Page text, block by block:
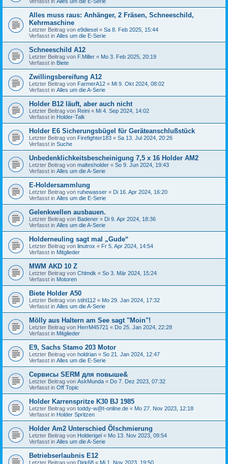
Alles muss raus: Anhänger, 2 Fräsen, Schneeschild,
Kehrmaschine
Letzter Beitrag von e9diesel « Sa 8. Feb 2025, 15:44
Verfasst in Alles um die E-Serie
Schneeschild A12
Letzter Beitrag von F.Miller « Mo 3. Feb 2025, 20:19
Verfasst in Biete
Zwillingsbereifung A12
Letzter Beitrag von FarmerA12 « Mi 9. Okt 2024, 08:02
Verfasst in Alles um die A-Serie
Holder B12 läuft, aber auch nicht
Letzter Beitrag von Reini « Mi 4. Sep 2024, 14:02
Verfasst in Holder-Talk
Holder E6 Sicherungsbügel für Geräteanschlußstück
Letzter Beitrag von Firefighter183 « Sa 13. Jul 2024, 20:26
Verfasst in Suche
Unbedenklichkeitsbescheinigung 7,5 x 16 Holder AM2
Letzter Beitrag von maltesholder « So 9. Jun 2024, 19:43
Verfasst in Alles um die A-Serie
E-Holdersammlung
Letzter Beitrag von ruhewasser « Di 16. Apr 2024, 16:20
Verfasst in Alles um die E-Serie
Gelenkwellen ausbauen.
Letzter Beitrag von Badener « Di 9. Apr 2024, 18:36
Verfasst in Alles um die A-Serie
Holderneuling sagt mal „Gude“
Letzter Beitrag von linutrox « Fr 5. Apr 2024, 14:54
Verfasst in Mitglieder
MWM AKD 10 Z
Letzter Beitrag von Chlmdk « So 3. Mär 2024, 15:24
Verfasst in Motoren
Biete Holder A50
Letzter Beitrag von stihl112 « Mo 29. Jan 2024, 17:32
Verfasst in Alles um die A-Serie
Mölly aus Haltern am See sagt "Moin"!
Letzter Beitrag von HerrM45721 « Do 25. Jan 2024, 22:28
Verfasst in Mitglieder
E9, Sachs Stamo 203 Motor
Letzter Beitrag von holdrian « So 21. Jan 2024, 12:47
Verfasst in Alles um die E-Serie
Сервисы SERM для повыше&
Letzter Beitrag von AskMunda « Do 7. Dez 2023, 07:32
Verfasst in Off Topic
Holder Karrenspritze K30 BJ 1985
Letzter Beitrag von toddy-w@t-online.de « Mo 27. Nov 2023, 12:18
Verfasst in Holder Spritzen
Holder Am2 Unterschied Ölschmierung
Letzter Beitrag von Holderigel « Mo 13. Nov 2023, 09:54
Verfasst in Alles um die A-Serie
Betriebserlaubnis E12
Letzter Beitrag von Dirk68 « Mi 1. Nov 2023, 19:50